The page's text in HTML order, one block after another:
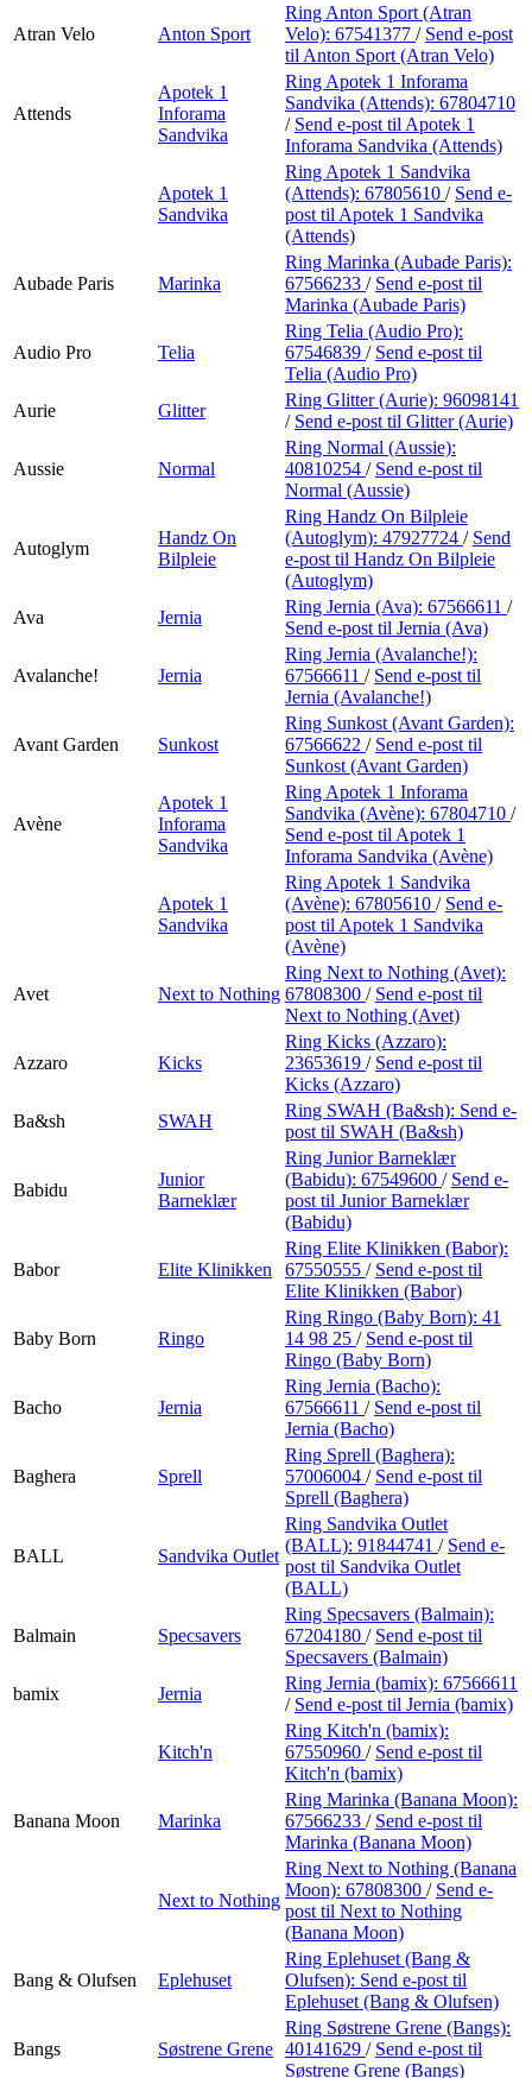
Atran Velo Anton Sport
Ring Anton Sport (Atran
Velo): 67541377 / Send e-post
til Anton Sport (Atran Velo)
Attends
Apotek 1
Inforama
Sandvika
Ring Apotek 1 Inforama
Sandvika (Attends): 67804710
/ Send e-post til Apotek 1
Inforama Sandvika (Attends)
Apotek 1
Sandvika
Ring Apotek 1 Sandvika
(Attends): 67805610 / Send e-
post til Apotek 1 Sandvika
(Attends)
Aubade Paris Marinka
Ring Marinka (Aubade Paris):
67566233 / Send e-post til
Marinka (Aubade Paris)
Audio Pro Telia
Ring Telia (Audio Pro):
67546839 / Send e-post til
Telia (Audio Pro)
Aurie
Glitter
Ring Glitter (Aurie): 96098141
/ Send e-post til Glitter (Aurie)
Aussie Normal
Ring Normal (Aussie):
40810254 / Send e-post til
Normal (Aussie)
Autoglym
Handz On
Bilpleie
Ring Handz On Bilpleie
(Autoglym): 47927724 / Send
e-post til Handz On Bilpleie
(Autoglym)
Ava
Jernia
Ring Jernia (Ava): 67566611 /
Send e-post til Jernia (Ava)
Avalanche! Jernia
Ring Jernia (Avalanche!):
67566611 / Send e-post til
Jernia (Avalanche!)
Avant Garden Sunkost
Ring Sunkost (Avant Garden):
67566622 / Send e-post til
Sunkost (Avant Garden)
Avène
Apotek 1
Inforama
Sandvika
Ring Apotek 1 Inforama
Sandvika (Avène): 67804710 /
Send e-post til Apotek 1
Inforama Sandvika (Avène)
Apotek 1
Sandvika
Ring Apotek 1 Sandvika
(Avène): 67805610 / Send e-
post til Apotek 1 Sandvika
(Avène)
Avet Next to Nothing
Ring Next to Nothing (Avet):
67808300 / Send e-post til
Next to Nothing (Avet)
Azzaro Kicks
Ring Kicks (Azzaro):
23653619 / Send e-post til
Kicks (Azzaro)
Ba&sh
SWAH
Ring SWAH (Ba&sh): Send e-
post til SWAH (Ba&sh)
Babidu
Junior
Barneklær
Ring Junior Barneklær
(Babidu): 67549600 / Send e-
post til Junior Barneklær
(Babidu)
Babor Elite Klinikken
Ring Elite Klinikken (Babor):
67550555 / Send e-post til
Elite Klinikken (Babor)
Baby Born Ringo
Ring Ringo (Baby Born): 41
14 98 25 / Send e-post til
Ringo (Baby Born)
Bacho Jernia
Ring Jernia (Bacho):
67566611 / Send e-post til
Jernia (Bacho)
Baghera Sprell
Ring Sprell (Baghera):
57006004 / Send e-post til
Sprell (Baghera)
BALL Sandvika Outlet
Ring Sandvika Outlet
(BALL): 91844741 / Send e-
post til Sandvika Outlet
(BALL)
Balmain Specsavers
Ring Specsavers (Balmain):
67204180 / Send e-post til
Specsavers (Balmain)
bamix
Jernia
Ring Jernia (bamix): 67566611
/ Send e-post til Jernia (bamix)
Kitch'n
Ring Kitch'n (bamix):
67550960 / Send e-post til
Kitch'n (bamix)
Banana Moon Marinka
Ring Marinka (Banana Moon):
67566233 / Send e-post til
Marinka (Banana Moon)
Next to Nothing
Ring Next to Nothing (Banana
Moon): 67808300 / Send e-
post til Next to Nothing
(Banana Moon)
Bang & Olufsen Eplehuset
Ring Eplehuset (Bang &
Olufsen): Send e-post til
Eplehuset (Bang & Olufsen)
Bangs Søstrene Grene
Ring Søstrene Grene (Bangs):
40141629 / Send e-post til
Søstrene Grene (Bangs)